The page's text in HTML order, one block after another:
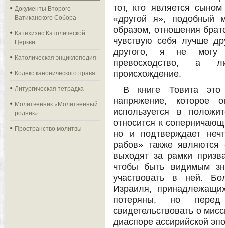
Документы Второго
Ватиканского Собора
Катехизис Католической
Церкви
Католическая энциклопедия
Кодекс канонического права
Литургическая тетрадка
Молитвенник «Молитвенный
родник»
Пространство молитвы
тот, кто является
«другой я», подобный
образом, отношения
чувствую себя лучше
другого, я не могу
превосходство, а
происхождение.
В книге Товита это
напряжение,
используется в
относится к
но и подтверждает
рабов» также являются
выходят за рамки
чтобы быть видимым
участвовать в ней.
Израиля,
потеряны, но
свидетельствовать о
диаспоре ассирийской